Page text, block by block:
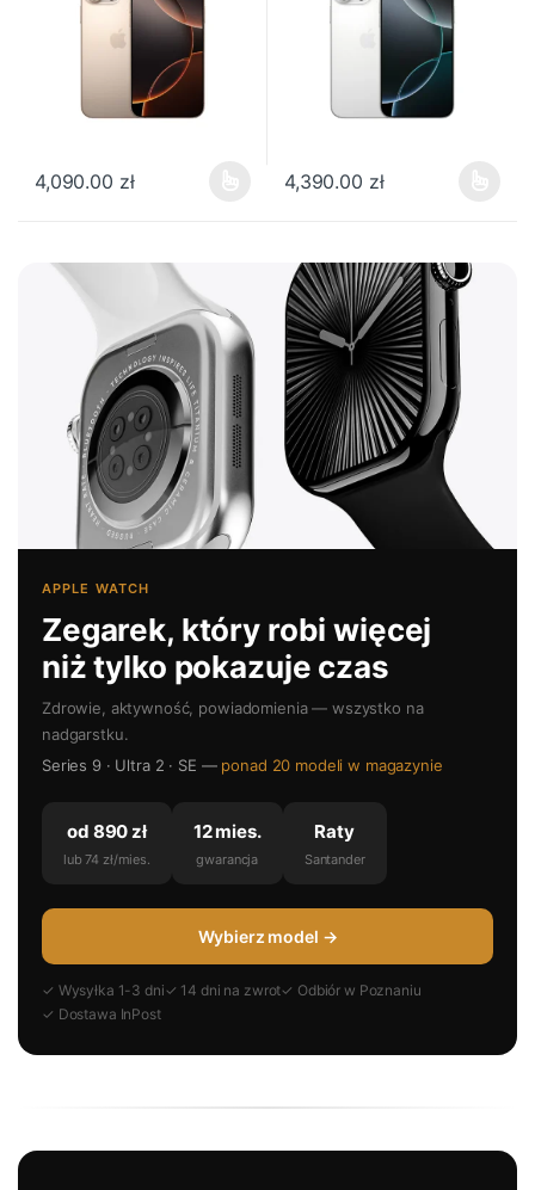
4,090.00 zł
Ten produkt ma wiele wariantów. Opcje można wybrać na
4,390.00 zł
Ten produkt ma wiele
APPLE WATCH
Zegarek, który robi więcej
niż tylko pokazuje czas
Zdrowie, aktywność, powiadomienia — wszystko na
nadgarstku.
Series 9 · Ultra 2 · SE — ponad 20 modeli w magazynie
od 890 zł
lub 74 zł/mies.
12 mies.
gwarancja
Raty
Santander
Wybierz model →
✓ Wysyłka 1-3 dni✓ 14 dni na zwrot✓ Odbiór w Poznaniu
✓ Dostawa InPost